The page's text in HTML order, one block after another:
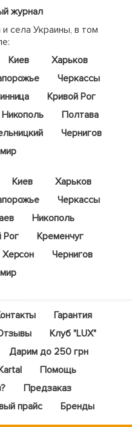
журнал
села Украины, в том
Киев
Харьков
Черкассы
Кривой Рог
Никополь
Полтава
Чернигов
Киев
Харьков
Черкассы
Никополь
Рог
Кременчуг
Херсон
Чернигов
Гарантия
Клуб "LUX"
Дарим до 250 грн
Помощь
Предзаказ
прайс Бренды